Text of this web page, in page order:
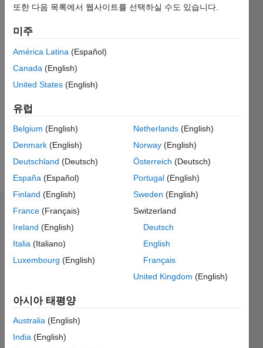
Last
초과 전
2016년부터
활동
Followers:
Following:
Follow
대시보드
통계
M…
참여 L
1
또한 다음 목록에서 웹사이트를 선택하실 수도 있습니다.
미주
América Latina (Español)
Canada (English)
United States (English)
유럽
Belgium (English)
Denmark (English)
Deutschland (Deutsch)
España (Español)
Finland (English)
France (Français)
Ireland (English)
Italia (Italiano)
Luxembourg (English)
Netherlands(English)
Norway(English)
Österreich (Deutsch)
Portugal(English)
Sweden (English)
Switzerland
Deutsch
English
Français
United Kingdom (English)
아시아 태평양
Australia (English)
India (English)